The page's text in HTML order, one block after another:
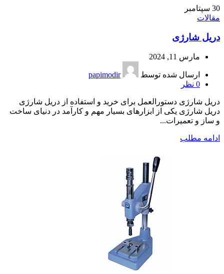
30 سپتامبر
مقالات
دریل شارژی
مارس 11, 2024
ارسال شده توسط
papimodir
0 نظر
دریل شارژی دستورالعمل برای خرید و استفاده از دریل شارژی
دریل شارژی یکی از ابزارهای بسیار مهم و کارآمد در دنیای ساخت
و ساز و تعمیرات...
ادامه مطلب